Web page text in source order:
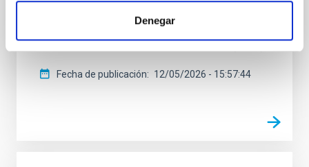
Denegar
las galaxias es uno de los grandes objetivos de la
astrofísica moderna. En este trabajo analizamos,
Fecha de publicación 12/05/2026 - 15:57:44